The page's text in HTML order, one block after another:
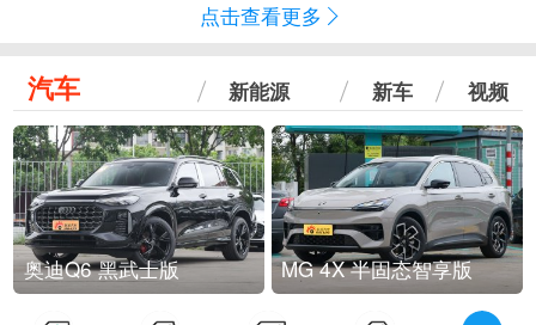
点击查看更多
汽车 新能源 新车 视频
奥迪Q6 黑武士版 MG 4X 半固态智享版